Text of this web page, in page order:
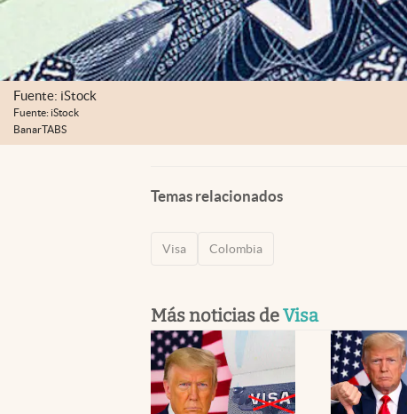
Fuente: iStock
Fuente: iStock
BanarTABS
Temas relacionados
Visa Colombia
Más noticias deVisa